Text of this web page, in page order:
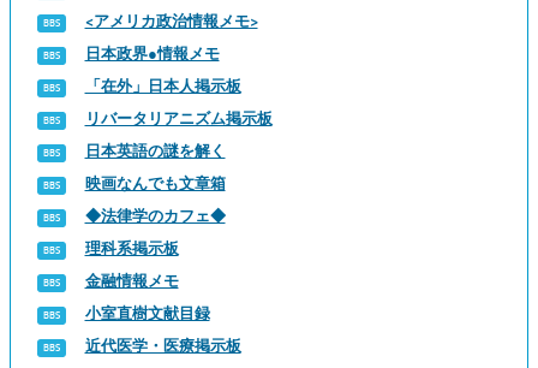
<アメリカ政治情報メモ>
日本政界●情報メモ
「在外」日本人掲示板
リバータリアニズム掲示板
日本英語の謎を解く
映画なんでも文章箱
◆法律学のカフェ◆
理科系掲示板
金融情報メモ
小室直樹文献目録
近代医学・医療掲示板